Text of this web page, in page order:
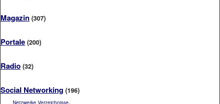
Magazin (307)
Portale (200)
Radio (32)
Social Networking (196)
Netzwerke Verzeichnisse,